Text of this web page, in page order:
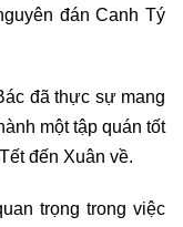
đán Canh Tý
đã thực sự mang
một tập quán tốt
đến Xuân về.
trọng trong việc